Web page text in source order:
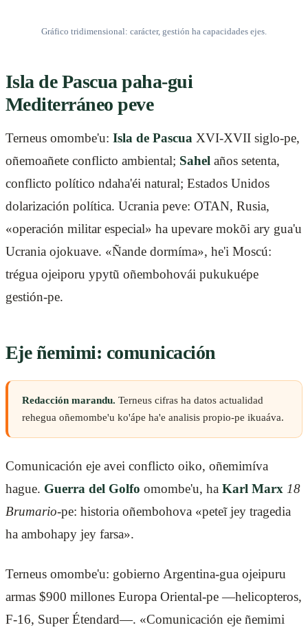
Gráfico tridimensional: carácter, gestión ha capacidades ejes.
Isla de Pascua paha-gui
Mediterráneo peve
Terneus omombe'u: Isla de Pascua XVI-XVII siglo-pe,
oñemoañete conflicto ambiental; Sahel años setenta,
conflicto político ndaha'éi natural; Estados Unidos
dolarización política. Ucrania peve: OTAN, Rusia,
«operación militar especial» ha upevare mokõi ary gua'u
Ucrania ojokuave. «Ñande dormíma», he'i Moscú:
trégua ojeiporu ypytũ oñembohovái pukukuépe
gestión-pe.
Eje ñemimi: comunicación
Redacción marandu. Terneus cifras ha datos actualidad
rehegua oñemombe'u ko'ápe ha'e analisis propio-pe ikuaáva.
Comunicación eje avei conflicto oiko, oñemimíva
hague. Guerra del Golfo omombe'u, ha Karl Marx 18
Brumario-pe: historia oñembohova «peteĩ jey tragedia
ha ambohapy jey farsa».
Terneus omombe'u: gobierno Argentina-gua ojeipuru
armas $900 millones Europa Oriental-pe —helicopteros,
F-16, Super Étendard—. «Comunicación eje ñemimi